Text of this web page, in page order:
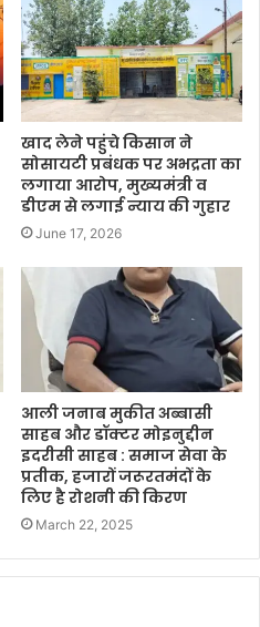
खाद लेने पहुंचे किसान ने
सोसायटी प्रबंधक पर अभद्रता का
लगाया आरोप, मुख्यमंत्री व
डीएम से लगाई न्याय की गुहार
June 17, 2026
आली जनाब मुकीत अब्बासी
साहब और डॉक्टर मोइनुद्दीन
इदरीसी साहब : समाज सेवा के
प्रतीक, हजारों जरूरतमंदों के
लिए है रोशनी की किरण
March 22, 2025